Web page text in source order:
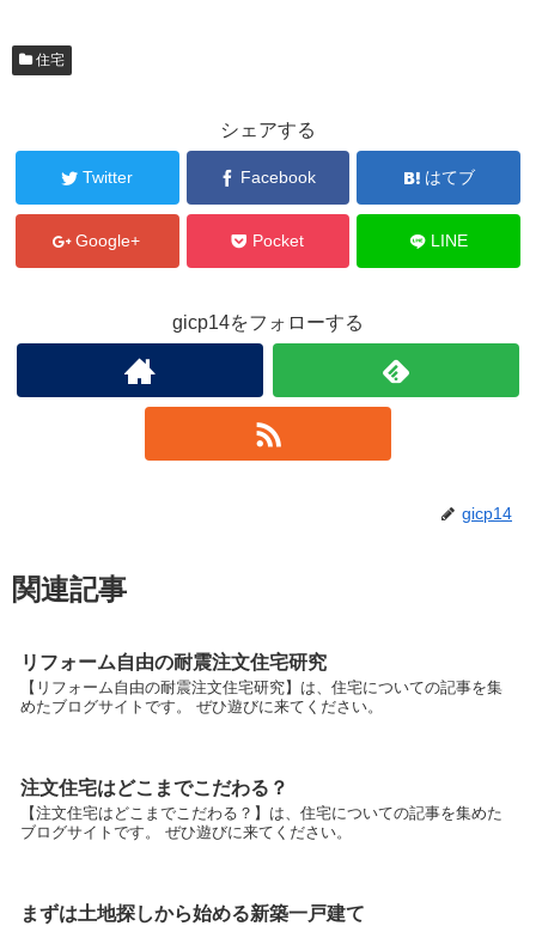
住宅
シェアする
Twitter Facebook はてブ
Google+ Pocket LINE
gicp14をフォローする
gicp14
関連記事
リフォーム自由の耐震注文住宅研究
【リフォーム自由の耐震注文住宅研究】は、住宅についての記事を集
めたブログサイトです。 ぜひ遊びに来てください。
注文住宅はどこまでこだわる？
【注文住宅はどこまでこだわる？】は、住宅についての記事を集めた
ブログサイトです。 ぜひ遊びに来てください。
まずは土地探しから始める新築一戸建て